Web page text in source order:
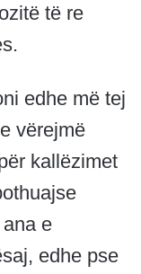
të re
edhe më tej
vërejmë
kallëzimet
e
edhe pse